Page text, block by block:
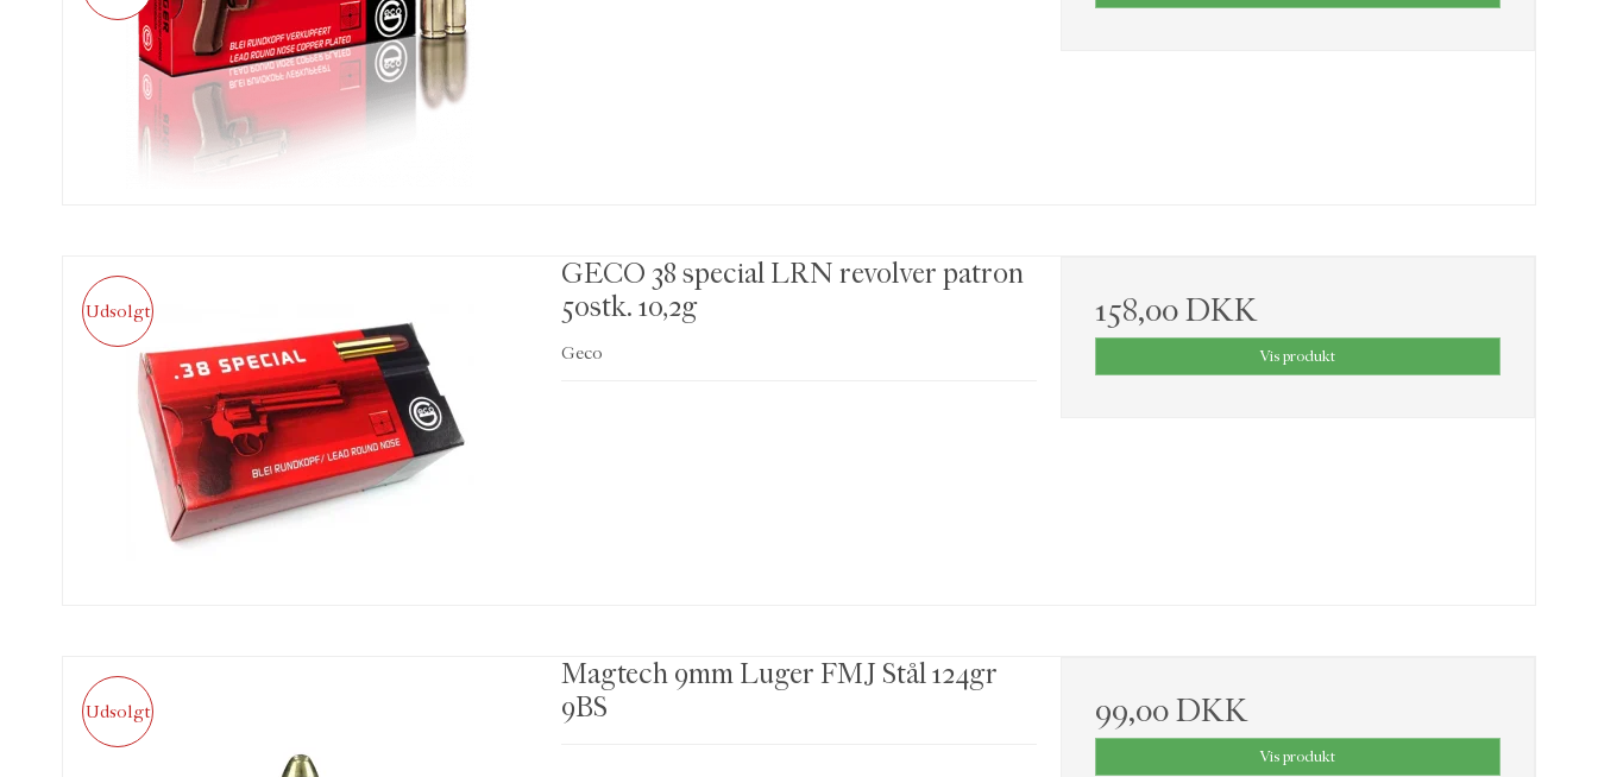
Udsolgt
GECO 38 special LRN revolver patron
50stk. 10,2g
Geco
158,00 DKK
Vis produkt
Udsolgt
Magtech 9mm Luger FMJ Stål 124gr
9BS
99,00 DKK
Vis produkt